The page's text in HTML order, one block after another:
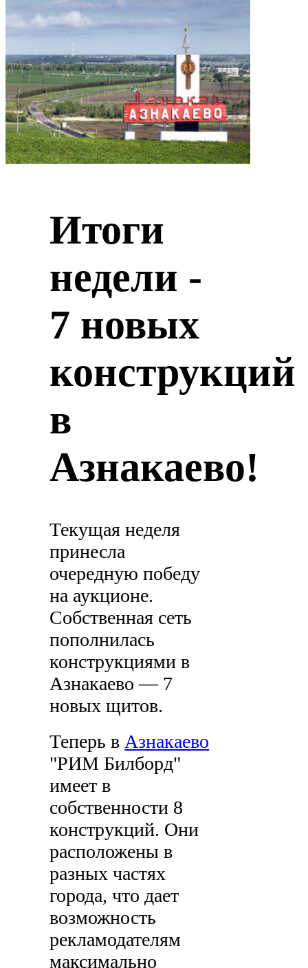
Итоги
недели -
7 новых
конструкций
в
Азнакаево!
Текущая неделя
принесла
очередную победу
на аукционе.
Собственная сеть
пополнилась
конструкциями в
Азнакаево — 7
новых щитов.
Теперь в Азнакаево
"РИМ Билборд"
имеет в
собственности 8
конструкций. Они
расположены в
разных частях
города, что дает
возможность
рекламодателям
максимально